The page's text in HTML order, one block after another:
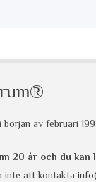
av februari
20 år och du kan
inte att kontakta